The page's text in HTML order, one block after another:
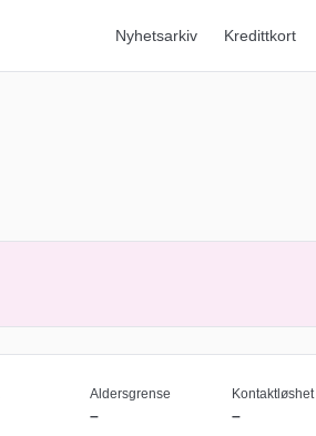
Nyhetsarkiv Kredittkort
Aldersgrense
–
Kontaktløshet
–